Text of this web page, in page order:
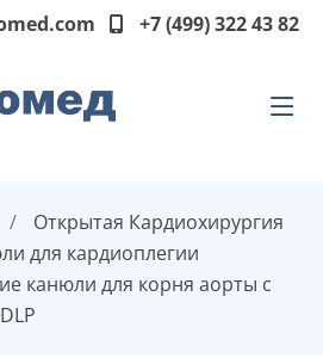
+7 (499) 322 43 82
Открытая Кардиохирургия
для кардиоплегии
канюли для корня аорты с